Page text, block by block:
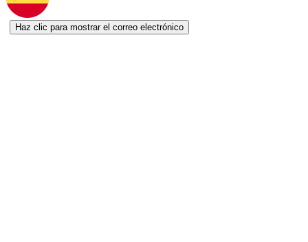
Haz clic para mostrar el correo electrónico